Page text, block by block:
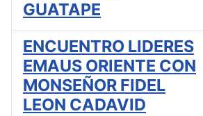
GUATAPE
ENCUENTRO LIDERES
EMAUS ORIENTE CON
MONSEÑOR FIDEL
LEON CADAVID